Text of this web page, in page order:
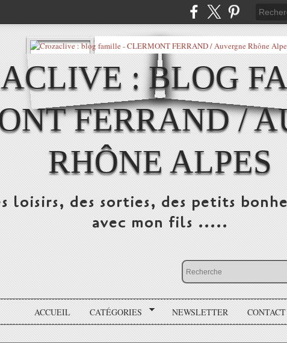
: BLOG
FERRAND /
RHÔNE ALPES
loisirs, des sorties, des petits
avec mon fils .....
ACCUEIL CATÉGORIES NEWSLETTER CONTACT